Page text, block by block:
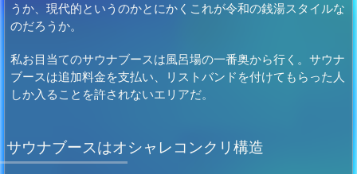
うか、現代的というのかとにかくこれが令和の銭湯スタイルな
のだろうか。
私お目当てのサウナブースは風呂場の一番奥から行く。サウナ
ブースは追加料金を支払い、リストバンドを付けてもらった人
しか入ることを許されないエリアだ。
サウナブースはオシャレコンクリ構造